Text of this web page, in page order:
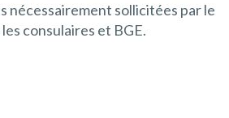
nécessairement sollicitées par le
consulaires et BGE.